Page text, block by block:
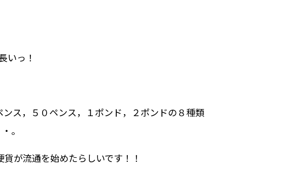
いっ！
ス，５０ペンス，１ポンド，２ポンドの８種類
。
貨が流通を始めたらしいです！！